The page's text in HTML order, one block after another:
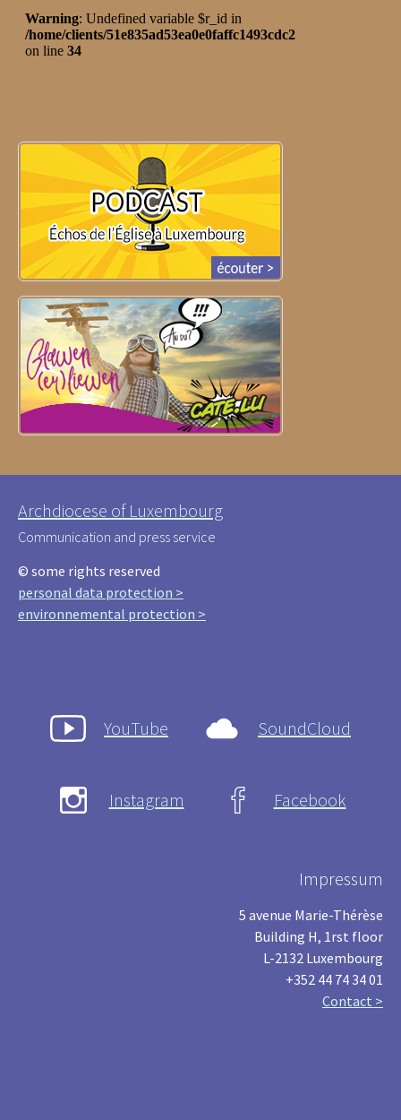
Archdiocese of Luxembourg
Communication and press service
© some rights reserved
personal data protection >
environnemental protection >
YouTube SoundCloud
Instagram Facebook
Impressum
5 avenue Marie-Thérèse
Building H, 1rst floor
L-2132 Luxembourg
+352 44 74 34 01
Contact >